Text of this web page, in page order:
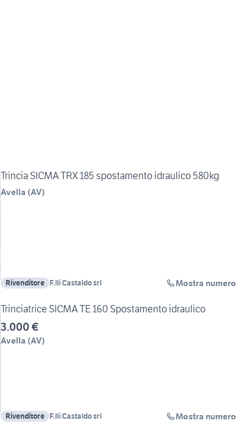
Trincia SICMA TRX 185 spostamento idraulico 580kg
Avella (AV)
Rivenditore F.lli Castaldo srl Mostra numero
Trinciatrice SICMA TE 160 Spostamento idraulico
3.000 €
Avella (AV)
Rivenditore F.lli Castaldo srl Mostra numero